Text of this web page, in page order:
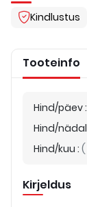
Kindlustus
Tooteinfo
Hind/päev:
Hind/nädal
Hind/kuu : (
Kirjeldus